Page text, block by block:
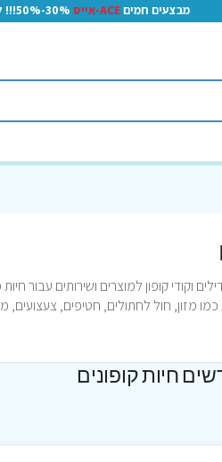
מבצעים חמיםACE-אייס 30%-50%!!! לחצו למעבר
וקודי קופון למוצרים ושירותים
מזון, חול לחתולים, חטיפים, צעצועים,
חיות קופונים